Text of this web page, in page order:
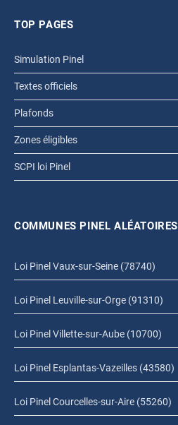
TOP PAGES
Simulation Pinel
Textes officiels
Plafonds
Zones éligibles
SCPI loi Pinel
COMMUNES PINEL ALÉATOIRES
Loi Pinel Vaux-sur-Seine (78740)
Loi Pinel Leuville-sur-Orge (91310)
Loi Pinel Villette-sur-Aube (10700)
Loi Pinel Esplantas-Vazeilles (43580)
Loi Pinel Courcelles-sur-Aire (55260)